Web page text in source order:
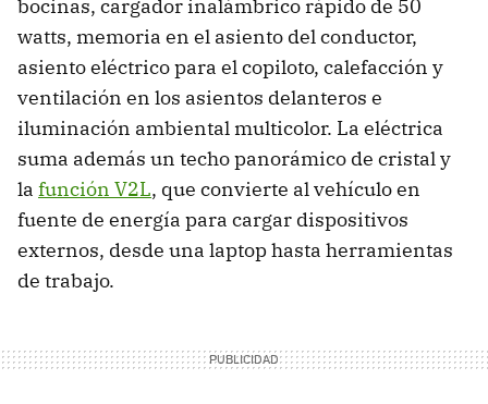
bocinas, cargador inalámbrico rápido de 50
watts, memoria en el asiento del conductor,
asiento eléctrico para el copiloto, calefacción y
ventilación en los asientos delanteros e
iluminación ambiental multicolor. La eléctrica
suma además un techo panorámico de cristal y
la función V2L, que convierte al vehículo en
fuente de energía para cargar dispositivos
externos, desde una laptop hasta herramientas
de trabajo.